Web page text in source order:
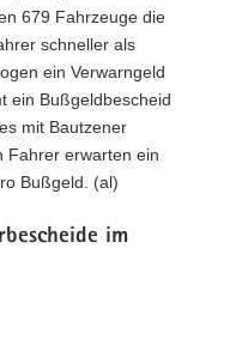
679 Fahrzeuge die
schneller als
ein Verwarngeld
ein Bußgeldbescheid
mit Bautzener
Fahrer erwarten ein
Bußgeld. (al)
im